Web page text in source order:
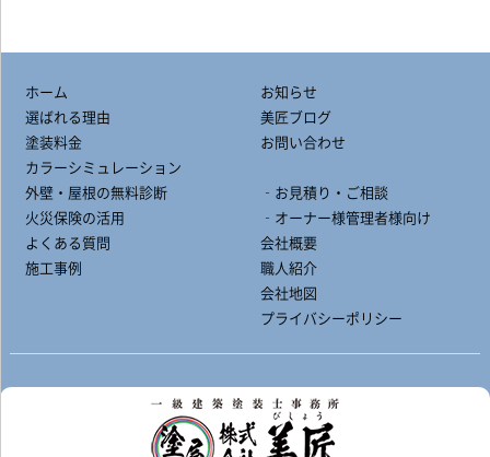
ホーム
選ばれる理由
塗装料金
カラーシミュレーション
外壁・屋根の無料診断
火災保険の活用
よくある質問
施工事例
お知らせ
美匠ブログ
お問い合わせ
‐お見積り・ご相談
‐オーナー様管理者様向け
会社概要
職人紹介
会社地図
プライバシーポリシー